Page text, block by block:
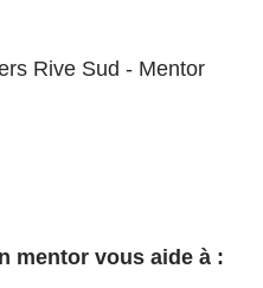
mentor vous aide à :